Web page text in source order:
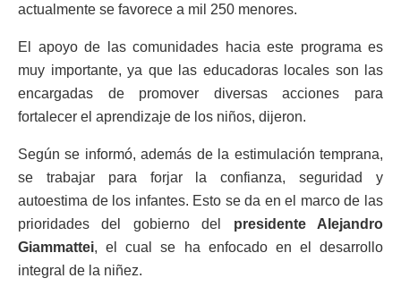
actualmente se favorece a mil 250 menores.
El apoyo de las comunidades hacia este programa es
muy importante, ya que las educadoras locales son las
encargadas de promover diversas acciones para
fortalecer el aprendizaje de los niños, dijeron.
Según se informó, además de la estimulación temprana,
se trabajar para forjar la confianza, seguridad y
autoestima de los infantes. Esto se da en el marco de las
prioridades del gobierno del
presidente Alejandro
Giammattei, el cual se ha enfocado en el desarrollo
integral de la niñez.